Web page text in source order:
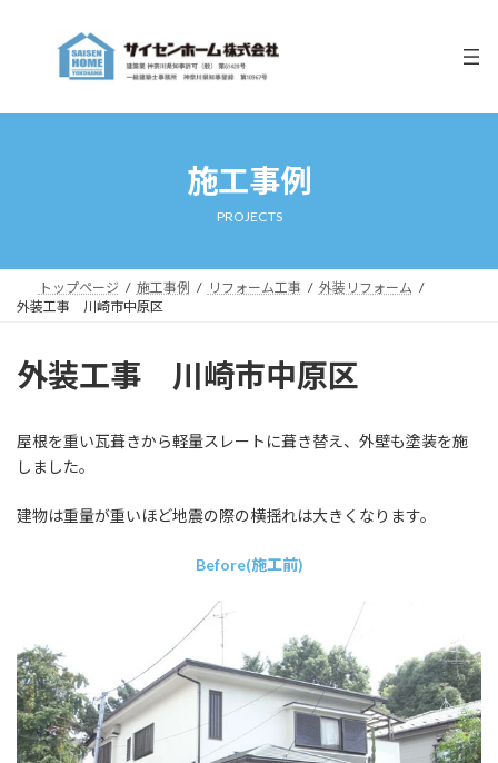
施工事例
PROJECTS
トップページ 施工事例 リフォーム工事
外装リフォーム
外装工事 川崎市中原区
外装工事 川崎市中原区
屋根を重い瓦葺きから軽量スレートに葺き替え、外壁も塗装を施
しました。
建物は重量が重いほど地震の際の横揺れは大きくなります。
Before(施工前)